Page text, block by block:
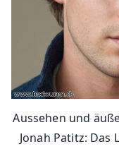
Aussehen und
Jonah Patitz: Das